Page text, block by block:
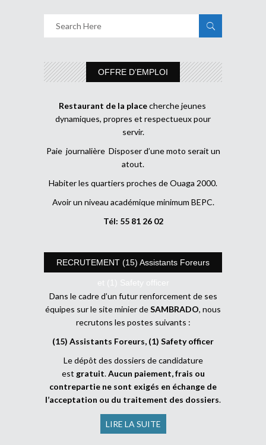
OFFRE D’EMPLOI
Restaurant de la placecherche jeunes
dynamiques, propres et respectueux pour
servir.
Paie journalière Disposer d’une moto serait un
atout.
Habiter les quartiers proches de Ouaga 2000.
Avoir un niveau académique minimum BEPC.
Tél: 55 81 26 02
RECRUTEMENT (15) Assistants Foreurs
et (1) Safety officer
Dans le cadre d’un futur renforcement de ses
équipes sur le site minier deSAMBRADO, nous
recrutons les postes suivants :
(15) Assistants Foreurs, (1) Safety officer
Le dépôt des dossiers de candidature
est gratuit.Aucun paiement, frais ou
contrepartie ne sont exigés en échange de
l’acceptation ou du traitement des dossiers.
LIRE LA SUITE